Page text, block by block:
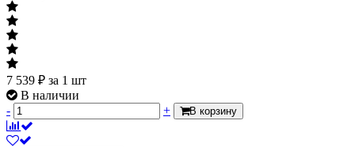
7 539 ₽ за 1 шт
В наличии
-
+ В корзину